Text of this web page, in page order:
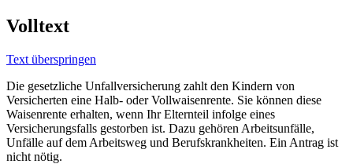
Volltext
Text überspringen
Die gesetzliche Unfallversicherung zahlt den Kindern von
Versicherten eine Halb- oder Vollwaisenrente. Sie können diese
Waisenrente erhalten, wenn Ihr Elternteil infolge eines
Versicherungsfalls gestorben ist. Dazu gehören Arbeitsunfälle,
Unfälle auf dem Arbeitsweg und Berufskrankheiten. Ein Antrag ist
nicht nötig.